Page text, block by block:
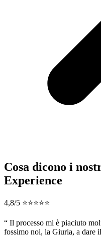
Cosa dicono i
Experience
4,8/5 ⭐⭐⭐⭐⭐
“ Il processo mi è piaciuto
fossimo noi, la Giuria, a dare